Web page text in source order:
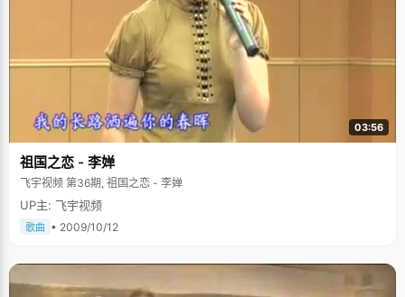
03:56
祖国之恋 - 李婵
飞宇视频 第36期, 祖国之恋 - 李婵
UP主: 飞宇视频
歌曲 • 2009/10/12